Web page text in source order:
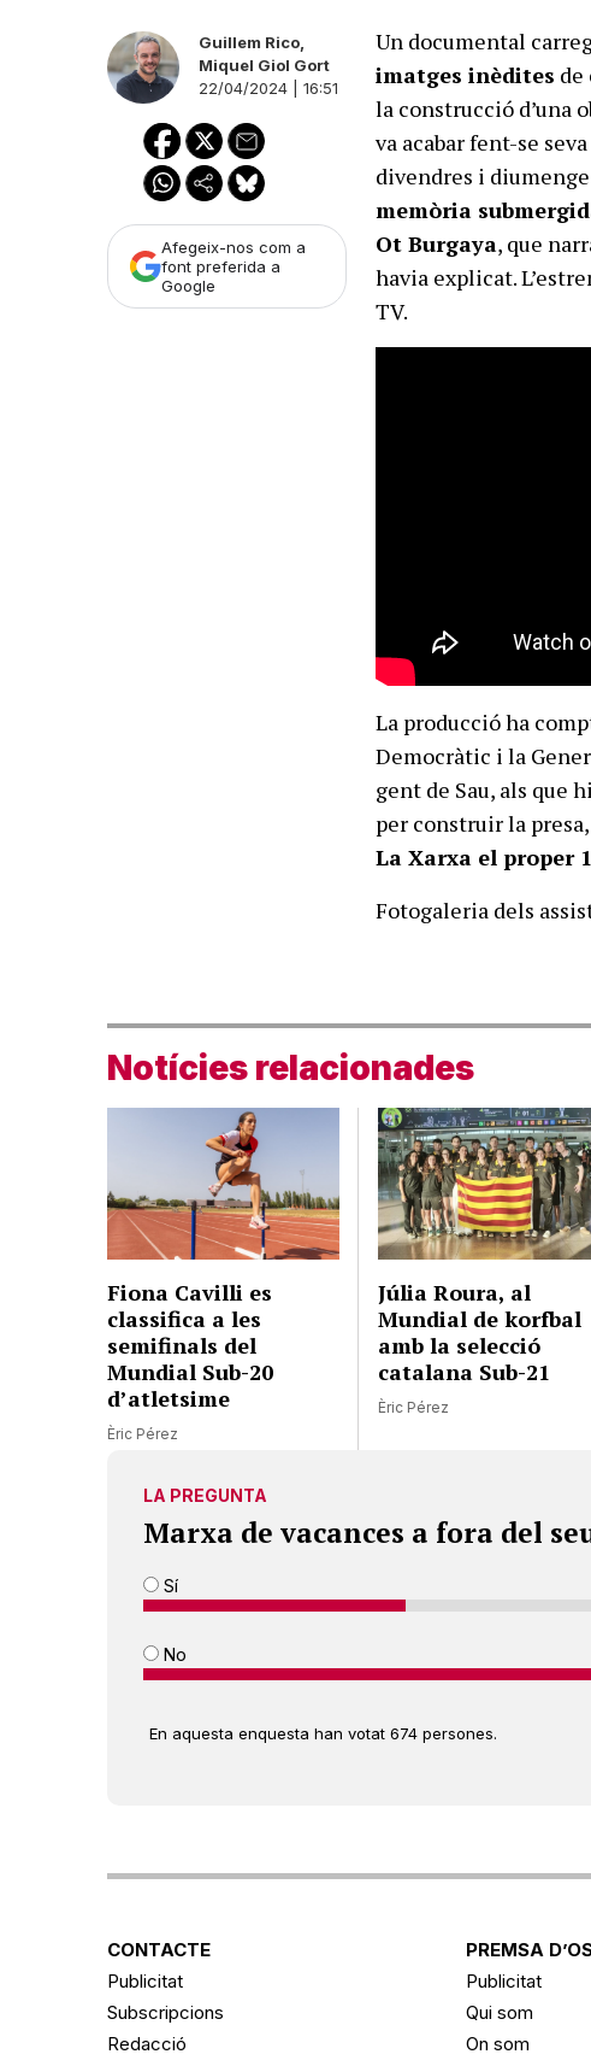
Guillem Rico,
Miquel Giol Gort
22/04/2024 | 16:51
Afegeix-nos com a
font preferida a
Google
Un documental
imatges inèdites de
la construcció d’una
va acabar fent-se
divendres i diumenge
memòria
Ot Burgaya, que
havia explicat.
TV.
La producció ha
Democràtic i la
gent de Sau, als que
per construir la presa,
La Xarxa el proper
Fotogaleria dels
Notícies relacionades
Fiona Cavilli es
classifica a les
semifinals del
Mundial Sub-20
d’atletsime
Èric Pérez
Júlia Roura, al
Mundial de korfbal
amb la selecció
catalana Sub-21
Èric Pérez
LA PREGUNTA
Marxa de vacances a fora del
Sí
No
En aquesta enquesta han votat 674 persones.
CONTACTE
Publicitat
Subscripcions
Redacció
PREMSA
Publicitat
Qui som
On som